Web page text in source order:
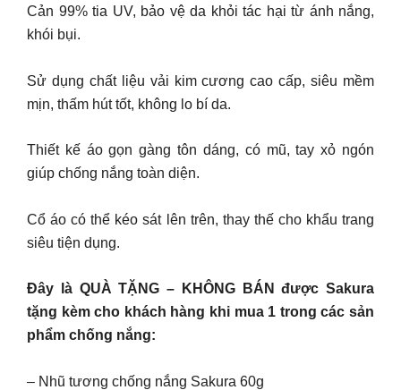
Cản 99% tia UV, bảo vệ da khỏi tác hại từ ánh nắng,
khói bụi.
Sử dụng chất liệu vải kim cương cao cấp, siêu mềm
mịn, thấm hút tốt, không lo bí da.
Thiết kế áo gọn gàng tôn dáng, có mũ, tay xỏ ngón
giúp chống nắng toàn diện.
Cổ áo có thể kéo sát lên trên, thay thế cho khẩu trang
siêu tiện dụng.
Đây là QUÀ TẶNG – KHÔNG BÁN được Sakura
tặng kèm cho khách hàng khi mua 1 trong các sản
phẩm chống nắng:
– Nhũ tương chống nắng Sakura 60g